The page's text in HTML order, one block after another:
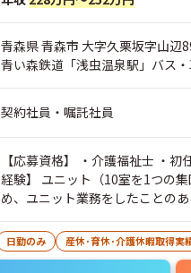
青森県 青森市 大字久栗坂字山辺
青い森鉄道「浅虫温泉駅」バス
契約社員・嘱託社員
【応募資格】 ・介護福祉士 ・初任
経験】 ユニット（10室を1つの
め、ユニット業務をしたことの
日勤のみ 産休･育休･介護休暇取得実